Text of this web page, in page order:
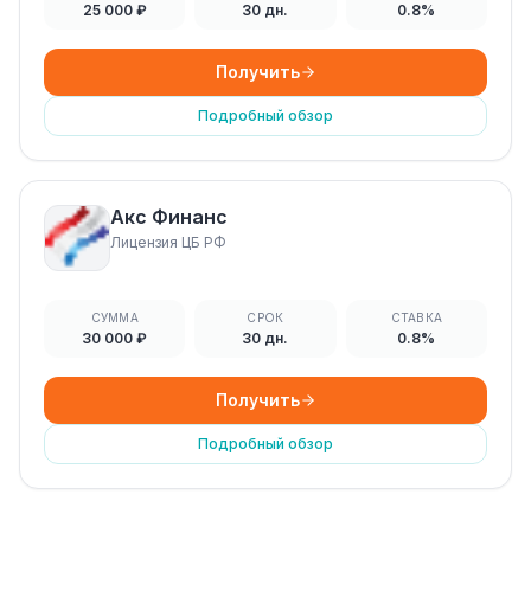
25 000 ₽ 30 дн. 0.8%
Получить
Подробный обзор
Акс Финанс
Лицензия ЦБ РФ
СУММА
30 000 ₽
СРОК
30 дн.
СТАВКА
0.8%
Получить
Подробный обзор